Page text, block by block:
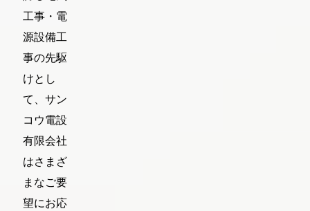
工事・電
源設備工
事の先駆
けとし
て、サン
コウ電設
有限会社
はさまざ
まなご要
望にお応